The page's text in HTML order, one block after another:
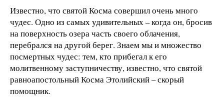
Известно, что святой Косма совершил очень много
чудес. Одно из самых удивительных – когда он, бросив
на поверхность озера часть своего облачения,
перебрался на другой берег. Знаем мы и множество
посмертных чудес: тем, кто прибегал к его
молитвенному заступничеству, известно, что святой
равноапостольный Косма Этолийский – скорый
помощник.